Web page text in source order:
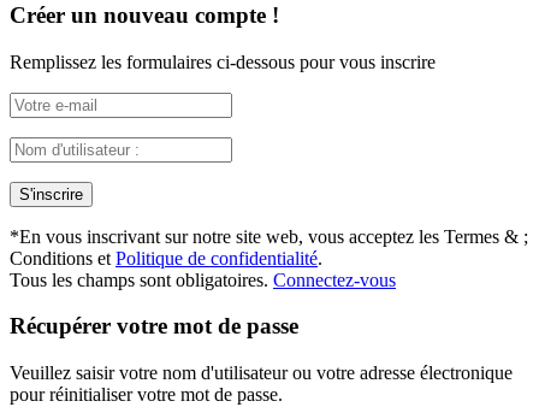
Créer un nouveau compte !
Remplissez les formulaires ci-dessous pour vous inscrire
*En vous inscrivant sur notre site web, vous acceptez les Termes & ;
Conditions et Politique de confidentialité.
Tous les champs sont obligatoires. Connectez-vous
Récupérer votre mot de passe
Veuillez saisir votre nom d'utilisateur ou votre adresse électronique
pour réinitialiser votre mot de passe.